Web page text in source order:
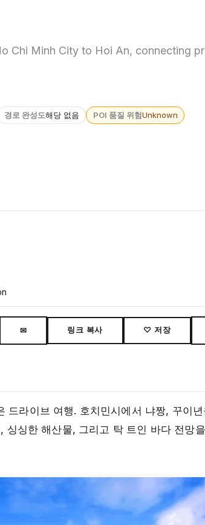
Chi Minh City to Hoi An, connecting
경로 완성도해당 없음 POI 품질 위험Unknown
✉ 링크 복사 ♡ 저장
라이브 여행. 호치민시에서 냐짱, 꾸이
싱한 해산물, 그리고 탁 트인 바다 전망